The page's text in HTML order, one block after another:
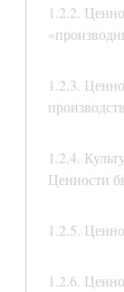
1.2.2.
1.2.3.
1.2.4.
Ценности
1.2.5.
1.2.6.